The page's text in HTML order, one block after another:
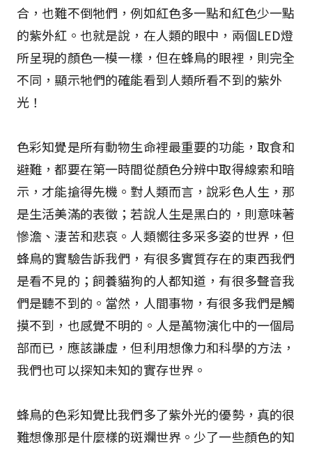
合，也難不倒牠們，例如紅色多一點和紅色少一點
的紫外紅。也就是說，在人類的眼中，兩個LED燈
所呈現的顏色一模一樣，但在蜂鳥的眼裡，則完全
不同，顯示牠們的確能看到人類所看不到的紫外
光！
色彩知覺是所有動物生命裡最重要的功能，取食和
避難，都要在第一時間從顏色分辨中取得線索和暗
示，才能搶得先機。對人類而言，說彩色人生，那
是生活美滿的表徵；若說人生是黑白的，則意味著
慘澹、淒苦和悲哀。人類嚮往多采多姿的世界，但
蜂鳥的實驗告訴我們，有很多實質存在的東西我們
是看不見的；飼養貓狗的人都知道，有很多聲音我
們是聽不到的。當然，人間事物，有很多我們是觸
摸不到，也感覺不明的。人是萬物演化中的一個局
部而已，應該謙虛，但利用想像力和科學的方法，
我們也可以探知未知的實存世界。
蜂鳥的色彩知覺比我們多了紫外光的優勢，真的很
難想像那是什麼樣的斑斕世界。少了一些顏色的知